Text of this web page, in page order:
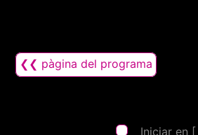
❮❮ pàgina del programa
Iniciar en [